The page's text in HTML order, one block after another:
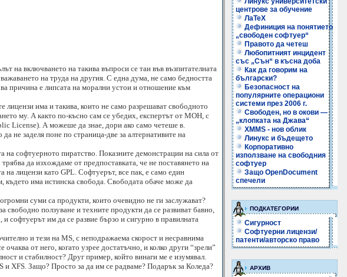
на включването на такива въпроси се таи във възпитателната
на труда на другия. С една дума, не само бедността
причина е липсата на морални устои и отношение към
има и такива, които не само разрешават свободното
му. А както по-късно сам се убедих, експертът от МОН, с
License). А можеше да знае, дори ако само четеше в.
не заделя поне по страница-две за алтернативите на
софтуерното пиратство. Показните демонстрации на сила от
да изхождаме от предпоставката, че не поставянето на
на лицензи като GPL. Софтуерът, все пак, е само един
където има истинска свобода. Свободата обаче може да
суми са продукти, които очевидно не ги заслужават?
ползуване и техните продукти да се развиват бавно,
софтуерът им да се развие бързо и сигурно в правилната
и тези на MS, с неподражаема скорост и несравнима
от него, когато узрее достатъчно, и колко други “зрели”
и стабилност? Друг пример, който винаги ме е изумявал.
XFS. Защо? Просто за да им се радваме? Подарък за Коледа?
центрове за обучение
ЛаТеХ
Дефиниция на понятието
„свободен софтуер“
Правото да четеш
Любопитният инцидент
със „Сън“ в късна доба
Как да говорим на
български?
Безопасност на
популярните операциони
системи през 2006 г.
Свободен, но в окови —
„клопката на Джава“
XMMS - нов облик
Линукс и бъдещето
Корпоративно
използване на свободния
софтуер
Защо OpenDocument
спечели
ПОДКАТЕГОРИИ
Сигурност
Софтуерни лицензи/
патенти/авторско право
АРХИВ